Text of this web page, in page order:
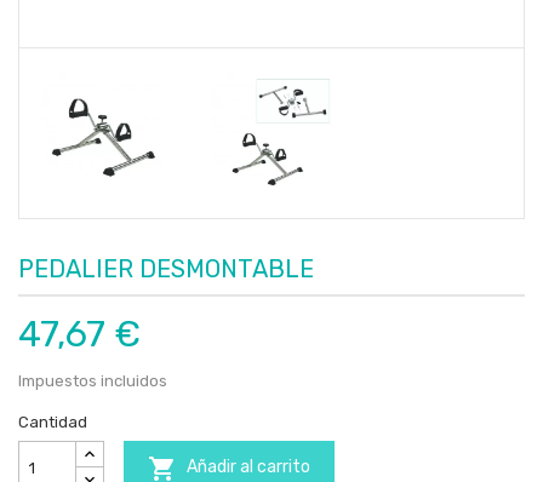
PEDALIER DESMONTABLE
47,67 €
Impuestos incluidos
Cantidad
 Añadir al carrito